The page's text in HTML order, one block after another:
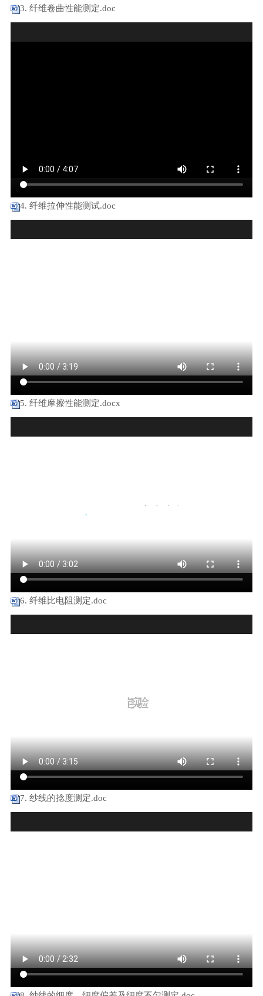
3. 纤维卷曲性能测定.doc
4. 纤维拉伸性能测试.doc
5. 纤维摩擦性能测定.docx
6. 纤维比电阻测定.doc
7. 纱线的捻度测定.doc